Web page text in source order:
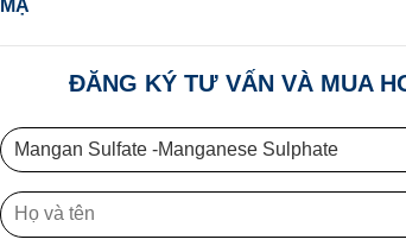
MẠ
ĐĂNG KÝ TƯ VẤN VÀ MUA